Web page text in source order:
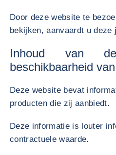
Door deze website te
bekijken, aanvaardt u
Inhoud van
beschikbaarheid
Deze website bevat
producten die zij aanbiedt.
Deze informatie is louter
contractuele waarde.